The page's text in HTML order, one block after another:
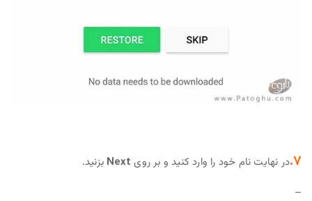
7. در نهایت نام خود را وارد کنید و بر روی Next بزنید.
–